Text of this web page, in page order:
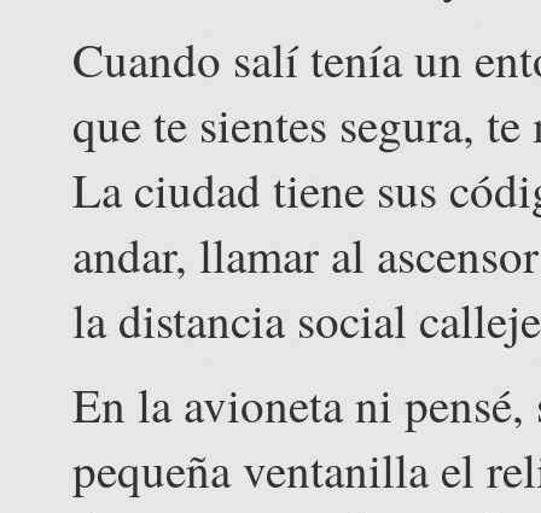
Cuando salí tenía un
que te sientes segura,
La ciudad tiene sus
andar, llamar al
la distancia social
En la avioneta ni
pequeña ventanilla el